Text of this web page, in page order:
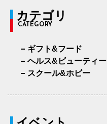
カテゴリ
CATEGORY
ギフト&フード
ヘルス&ビューティー
スクール&ホビー